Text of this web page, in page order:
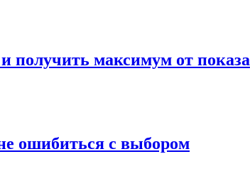
получить максимум от показа
ошибиться с выбором